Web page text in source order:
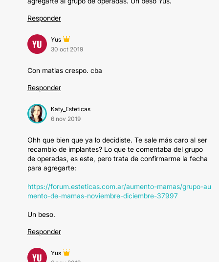
Responder
YU
Yus
30 oct 2019
Con matias crespo. cba
Responder
Katy_Esteticas
6 nov 2019
Ohh que bien que ya lo decidiste. Te sale más caro al ser
recambio de implantes? Lo que te comentaba del grupo
de operadas, es este, pero trata de confirmarme la fecha
para agregarte:
https://forum.esteticas.com.ar/aumento-mamas/grupo-au
mento-de-mamas-noviembre-diciembre-37997
Un beso.
Responder
YU
Yus